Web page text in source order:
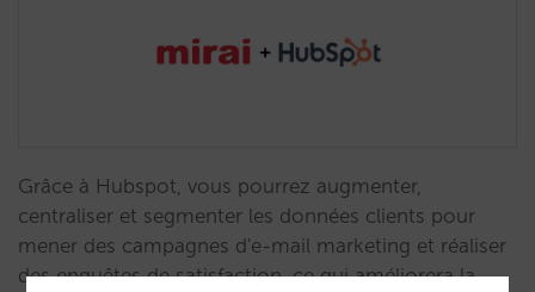
Grâce à Hubspot, vous pourrez augmenter,
centraliser et segmenter les données clients pour
mener des campagnes d'e-mail marketing et réaliser
des enquêtes de satisfaction, ce qui améliorera la